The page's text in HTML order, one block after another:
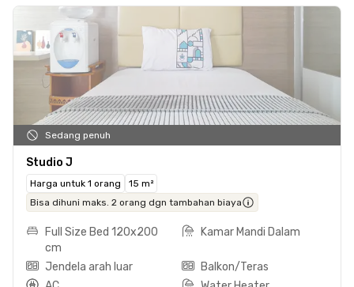
Sedang penuh
Studio J
Harga untuk 1 orang
15 m²
Bisa dihuni maks. 2 orang dgn tambahan biaya
Full Size Bed 120x200
cm
Kamar Mandi Dalam
Jendela arah luar
Balkon/Teras